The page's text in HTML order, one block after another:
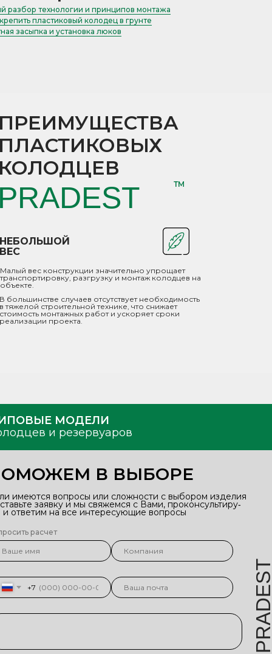
разбор технологии и принципов монтажа
пластиковый колодец в грунте
засыпка и установка люков
Малый вес конструкции значительно упрощает
транспортировку, разгрузку и монтаж колодцев на
объекте.
ТМ
В большинстве случаев отсутствует необходимость
в тяжелой строительной технике, что снижает
стоимость монтажных работ и ускоряет сроки
реализации проекта.
НЕБОЛЬШОЙ
ВЕС
В ВЫБОРЕ
расчет
имеются вопросы или сложности с выбором изделия
заявку и мы свяжемся с Вами, проконсультиру‑
и ответим на все интересующие вопросы
+7
МОДЕЛИ
и резервуаров